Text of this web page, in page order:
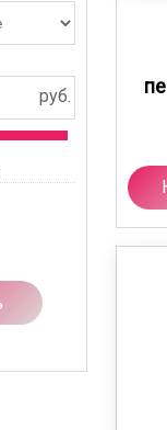
руб.